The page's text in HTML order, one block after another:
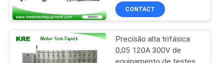
PRIVACY
POLICY
CONTACT
Precisão alta trifásica
0,05 120A 300V de